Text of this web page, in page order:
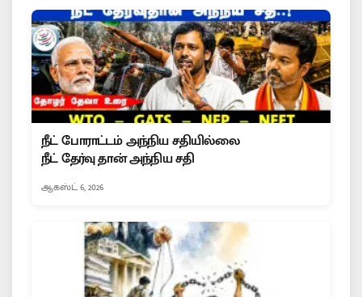
நீட் போராட்டம் அந்நிய சதியில்லை
நீட் தேர்வு தான் அந்நிய சதி
ஆகஸ்ட் 6, 2026